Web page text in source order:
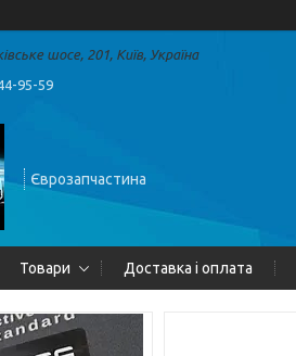
шосе, 201, Київ, Україна
95-59
Єврозапчастина
Товари Доставка і оплата